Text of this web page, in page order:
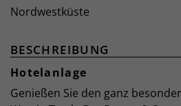
Nordwestküste
BESCHREIBUNG
Hotelanlage
Genießen Sie den ganz